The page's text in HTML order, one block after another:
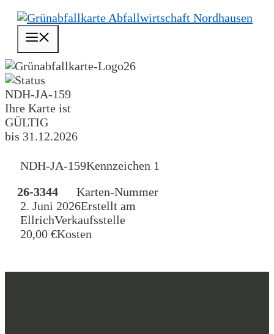
Zum
Inhalt
springen
26
NDH-JA-159
Ihre Karte ist
GÜLTIG
bis 31.12.2026
NDH-JA-159Kennzeichen 1
26-3344
Karten-Nummer
2. Juni 2026Erstellt am
EllrichVerkaufsstelle
20,00 €Kosten